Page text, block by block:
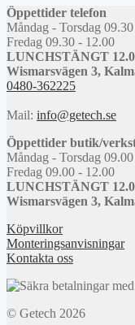
Öppettider telefon
Måndag - Torsdag
Fredag 09.30 - 12.00
LUNCHSTÄNGT
Wismarsvägen 3,
0480-362225
Mail: info@getech.se
Öppettider butik/
Måndag - Torsdag
Fredag 09.00 - 12.00
LUNCHSTÄNGT
Wismarsvägen 3,
Köpvillkor
Monteringsanvisningar
Kontakta oss
© Getech 2026